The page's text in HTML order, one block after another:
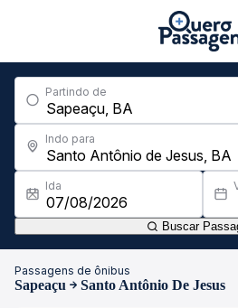
Partindo de
Indo para
Ida
Buscar
Passagens de ônibus
Sapeaçu Santo Antônio De Jesus